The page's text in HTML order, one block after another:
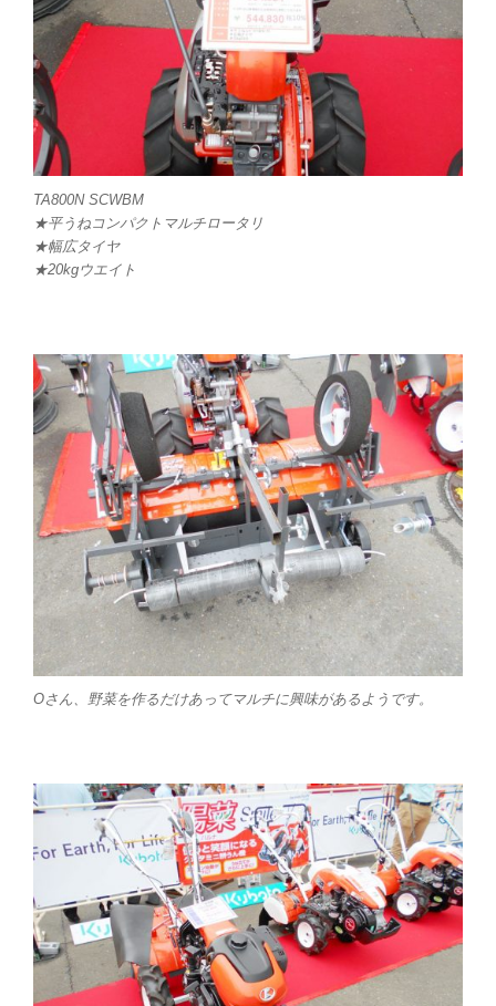
TA800N SCWBM
★平うねコンパクトマルチロータリ
★幅広タイヤ
★20kgウエイト
Oさん、野菜を作るだけあってマルチに興味があるようです。